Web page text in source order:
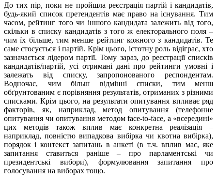
До тих пір, поки не пройшла реєстрація партій і кандидатів,
будь-який список претендентів має право на існування. Тим
часом, рейтинг того чи іншого кандидата залежить від того,
скільки в списку кандидатів з того ж електорального поля –
чим їх більше, тим менше рейтинг кожного з кандидатів. Те
саме стосується і партій. Крім цього, істотну роль відіграє, хто
зазначається лідером партії. Тому зараз, до реєстрації списків
кандидатів/партій, усі отримані дані про рейтинги умовні і
залежать від списку, запропонованого респондентам.
Водночас, чим більш відмінні списки, тим менш
обґрунтованим є порівняння результатів, отриманих з різними
списками. Крім цього, на результати опитування впливає ряд
факторів, як, наприклад, метод опитування (телефонне
опитування чи опитування методом face-to-face, а «всередині»
цих методів також вплив має конкретна реалізація –
наприклад, повністю випадкова вибірка чи квотна вибірка),
порядок і контекст запитань в анкеті (в т.ч. вплив має, яке
запитання ставиться раніше – про парламентські чи
президентські вибори), формулювання запитання про
голосування на виборах тощо.